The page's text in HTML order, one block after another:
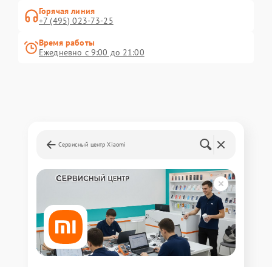
Горячая линия
+7 (495) 023-73-25
Время работы
Ежедневно с 9:00 до 21:00
Сервисный центр Xiaomi